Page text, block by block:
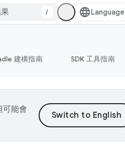
/
建構指南 SDK 工具指南
能會